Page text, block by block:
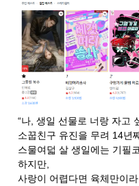
“나, 생일 선물로 너랑 자고
소꿉친구 유진을 무려 14년
스물여덟 살 생일에는 기필
하지만,
사랑이 어렵다면 육체만이